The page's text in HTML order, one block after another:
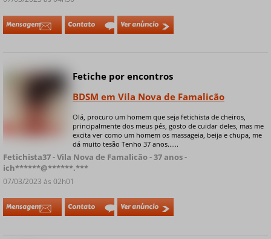
Mensagem Contato Ver anúncio
Online
Fetiche por encontros
BDSM em Vila Nova de Famalicão
Olá, procuro um homem que seja fetichista de cheiros,
principalmente dos meus pés, gosto de cuidar deles, mas me
excita ver como um homem os massageia, beija e chupa, me
dá muito tesão Tenho 37 anos......
Fetichista37 - Vila Nova de Famalicão - 37 anos -
ich******@******.***
07/03/2023 às 02h01
Mensagem Contato Ver anúncio